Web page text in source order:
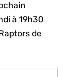
à 19h30
de